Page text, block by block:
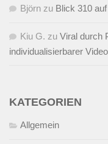
Björn zu Blick 310
Kiu G. zu Viral durch
individualisierbarer
KATEGORIEN
Allgemein